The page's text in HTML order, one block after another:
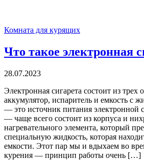
Комната для курящих
Что такое электронная
28.07.2023
Электронная сигарета состоит из трех
аккумулятор, испаритель и емкость с
— это источник питания электронной
— чаще всего состоит из корпуса и
нагревательного элемента, который
специальную жидкость, которая
емкости. Этот пар мы и вдыхаем во
курения — принцип работы очень […]